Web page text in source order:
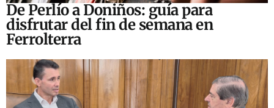
De Perlío a Doniños: guía para
disfrutar del fin de semana en
Ferrolterra